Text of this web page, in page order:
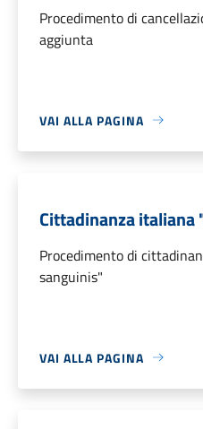
Procedimento di
aggiunta
VAI ALLA PAGINA
Cittadinanza
Procedimento di
sanguinis"
VAI ALLA PAGINA